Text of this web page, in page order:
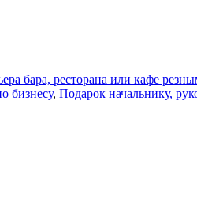
бара, ресторана или кафе
бизнесу, Подарок начальнику,